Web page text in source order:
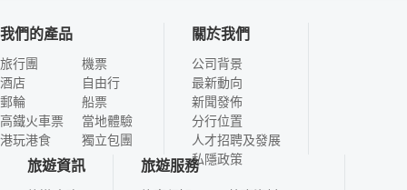
我們的產品
旅行團
酒店
郵輪
高鐵火車票
港玩港食
機票
自由行
船票
當地體驗
獨立包團
關於我們
公司背景
最新動向
新聞發佈
分行位置
人才招聘及發展
私隱政策
旅遊資訊 旅遊服務